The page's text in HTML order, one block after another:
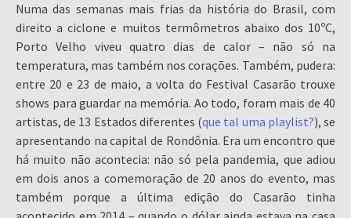
Numa das semanas mais frias da história do Brasil, com
direito a ciclone e muitos termômetros abaixo dos 10ºC,
Porto Velho viveu quatro dias de calor – não só na
temperatura, mas também nos corações. Também, pudera:
entre 20 e 23 de maio, a volta do Festival Casarão trouxe
shows para guardar na memória. Ao todo, foram mais de 40
artistas, de 13 Estados diferentes (que tal uma playlist?), se
apresentando na capital de Rondônia. Era um encontro que
há muito não acontecia: não só pela pandemia, que adiou
em dois anos a comemoração de 20 anos do evento, mas
também porque a última edição do Casarão tinha